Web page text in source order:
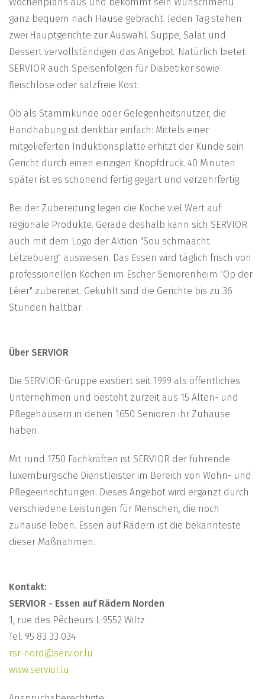
ganz bequem nach Hause gebracht. Jeden Tag stehen
zwei Hauptgerichte zur Auswahl. Suppe, Salat und
Dessert vervollständigen das Angebot. Natürlich bietet
SERVIOR auch Speisenfolgen für Diabetiker sowie
fleischlose oder salzfreie Kost.
Ob als Stammkunde oder Gelegenheitsnutzer, die
Handhabung ist denkbar einfach: Mittels einer
mitgelieferten Induktionsplatte erhitzt der Kunde sein
Gericht durch einen einzigen Knopfdruck. 40 Minuten
später ist es schonend fertig gegart und verzehrfertig.
Bei der Zubereitung legen die Köche viel Wert auf
regionale Produkte. Gerade deshalb kann sich SERVIOR
auch mit dem Logo der Aktion "Sou schmaacht
Lëtzebuerg" ausweisen. Das Essen wird täglich frisch von
professionellen Köchen im Escher Seniorenheim "Op der
Léier" zubereitet. Gekühlt sind die Gerichte bis zu 36
Stunden haltbar.
Über SERVIOR
Die SERVIOR-Gruppe existiert seit 1999 als öffentliches
Unternehmen und besteht zurzeit aus 15 Alten- und
Pflegehäusern in denen 1650 Senioren ihr Zuhause
haben.
Mit rund 1750 Fachkräften ist SERVIOR der führende
luxemburgische Dienstleister im Bereich von Wohn- und
Pflegeeinrichtungen. Dieses Angebot wird ergänzt durch
verschiedene Leistungen für Menschen, die noch
zuhause leben. Essen auf Rädern ist die bekannteste
dieser Maßnahmen.
Kontakt:
SERVIOR - Essen auf Rädern Norden
1, rue des Pêcheurs L-9552 Wiltz
Tel. 95 83 33 034
rsr-nord@servior.lu
www.servior.lu